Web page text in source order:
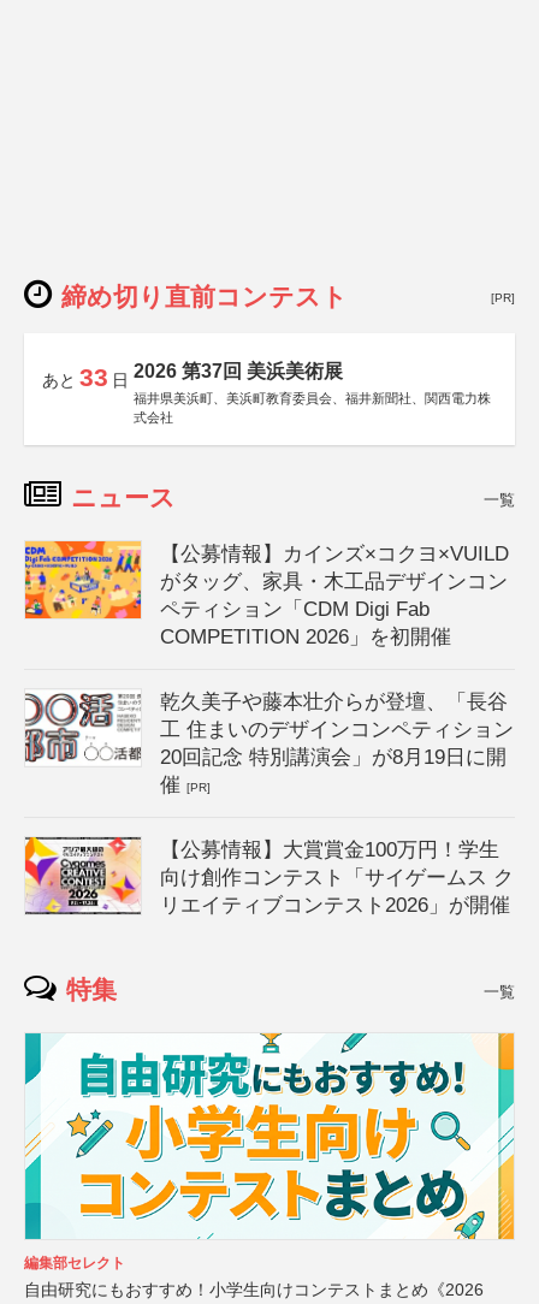
締め切り直前コンテスト [PR]
あと 33 日 2026 第37回 美浜美術展
福井県美浜町、美浜町教育委員会、福井新聞社、関西電力株
式会社
ニュース 一覧
【公募情報】カインズ×コクヨ×VUILD
がタッグ、家具・木工品デザインコン
ペティション「CDM Digi Fab
COMPETITION 2026」を初開催
乾久美子や藤本壮介らが登壇、「長谷
工 住まいのデザインコンペティション
20回記念 特別講演会」が8月19日に開
催[PR]
【公募情報】大賞賞金100万円！学生
向け創作コンテスト「サイゲームス ク
リエイティブコンテスト2026」が開催
特集 一覧
編集部セレクト
自由研究にもおすすめ！小学生向けコンテストまとめ《2026